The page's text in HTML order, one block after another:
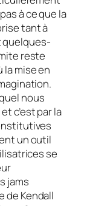
à ce que la
tant à
reste
mise en
nous
c’est par la
un outil
se
jams
de Kendall